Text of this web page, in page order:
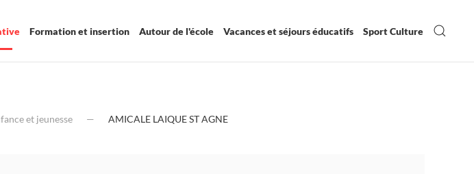
Formation et insertion Autour de l'école Vacances et séjours éducatifs Sport Culture
et jeunesse AMICALE LAIQUE ST AGNE